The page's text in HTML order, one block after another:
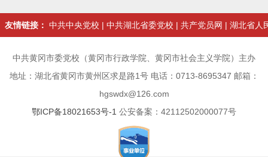
友情链接： 中共中央党校 | 中共湖北省委党校 | 共产党员网 | 湖北省人
中共黄冈市委党校（黄冈市行政学院、黄冈市社会主义学院）主办
地址：湖北省黄冈市黄州区求是路1号 电话：0713-8695347 邮箱：
hgswdx@126.com
鄂ICP备18021653号-1 公安备案：42112502000077号